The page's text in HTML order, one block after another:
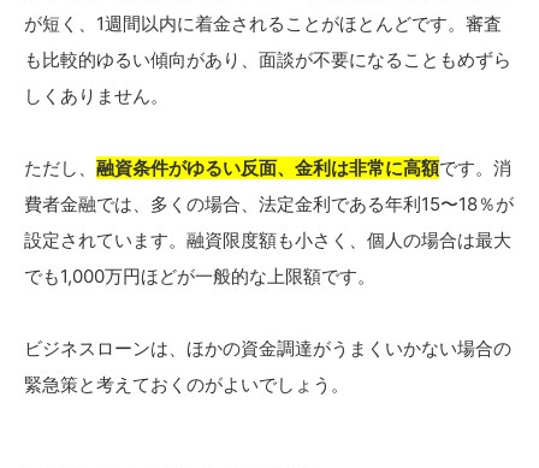
が短く、1週間以内に着金されることがほとんどです。審査
も比較的ゆるい傾向があり、面談が不要になることもめずら
しくありません。
ただし、 融資条件がゆるい反面、金利は非常に高額です。消
費者金融では、多くの場合、法定金利である年利15〜18％が
設定されています。融資限度額も小さく、個人の場合は最大
でも1,000万円ほどが一般的な上限額です。
ビジネスローンは、ほかの資金調達がうまくいかない場合の
緊急策と考えておくのがよいでしょう。